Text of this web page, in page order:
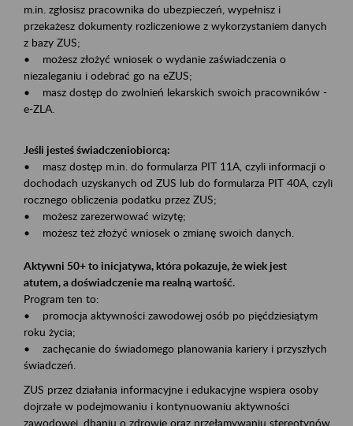
m.in. zgłosisz pracownika do ubezpieczeń, wypełnisz i
przekażesz dokumenty rozliczeniowe z wykorzystaniem danych
z bazy ZUS;
• możesz złożyć wniosek o wydanie zaświadczenia o
niezaleganiu i odebrać go na eZUS;
• masz dostęp do zwolnień lekarskich swoich pracowników -
e-ZLA.
Jeśli jesteś świadczeniobiorcą:
• masz dostęp m.in. do formularza PIT 11A, czyli informacji o
dochodach uzyskanych od ZUS lub do formularza PIT 40A, czyli
rocznego obliczenia podatku przez ZUS;
• możesz zarezerwować wizytę;
• możesz też złożyć wniosek o zmianę swoich danych.
Aktywni 50+ to inicjatywa, która pokazuje, że wiek jest
atutem, a doświadczenie ma realną wartość.
Program ten to:
• promocja aktywności zawodowej osób po pięćdziesiątym
roku życia;
• zachęcanie do świadomego planowania kariery i przyszłych
świadczeń.
ZUS przez działania informacyjne i edukacyjne wspiera osoby
dojrzałe w podejmowaniu i kontynuowaniu aktywności
zawodowej, dbaniu o zdrowie oraz przełamywaniu stereotypów